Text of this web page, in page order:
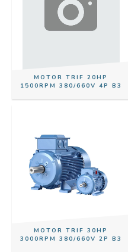
MOTOR TRIF 20HP
1500RPM 380/660V 4P B3
MOTOR TRIF 30HP
3000RPM 380/660V 2P B3